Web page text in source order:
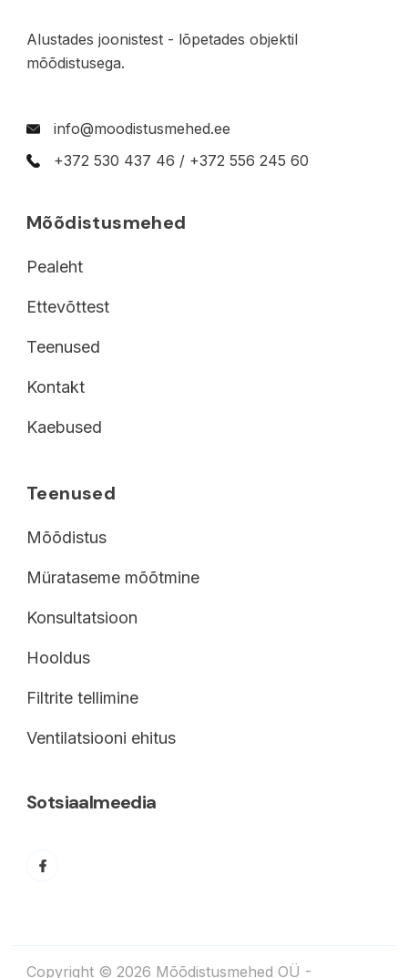
Alustades joonistest - lõpetades objektil
mõõdistusega.
info@moodistusmehed.ee
+372 530 437 46 / +372 556 245 60
Mõõdistusmehed
Pealeht
Ettevõttest
Teenused
Kontakt
Kaebused
Teenused
Mõõdistus
Mürataseme mõõtmine
Konsultatsioon
Hooldus
Filtrite tellimine
Ventilatsiooni ehitus
Sotsiaalmeedia
Copyright © 2026 Mõõdistusmehed OÜ -